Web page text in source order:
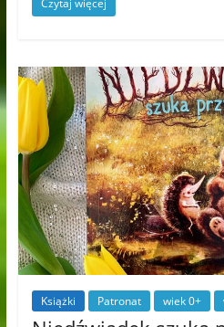
Czytaj więcej
Książki Patronat wiek 0+